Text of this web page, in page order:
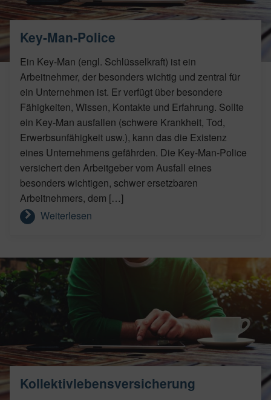
Key-Man-Police
Ein Key-Man (engl. Schlüsselkraft) ist ein
Arbeitnehmer, der besonders wichtig und zentral für
ein Unternehmen ist. Er verfügt über besondere
Fähigkeiten, Wissen, Kontakte und Erfahrung. Sollte
ein Key-Man ausfallen (schwere Krankheit, Tod,
Erwerbsunfähigkeit usw.), kann das die Existenz
eines Unternehmens gefährden. Die Key-Man-Police
versichert den Arbeitgeber vom Ausfall eines
besonders wichtigen, schwer ersetzbaren
Arbeitnehmers, dem […]
Weiterlesen
Kollektivlebensversicherung